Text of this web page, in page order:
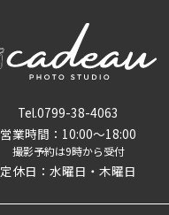
Tel.0799-38-4063
営業時間：10:00〜18:00
撮影予約は9時から受付
定休日：水曜日・木曜日